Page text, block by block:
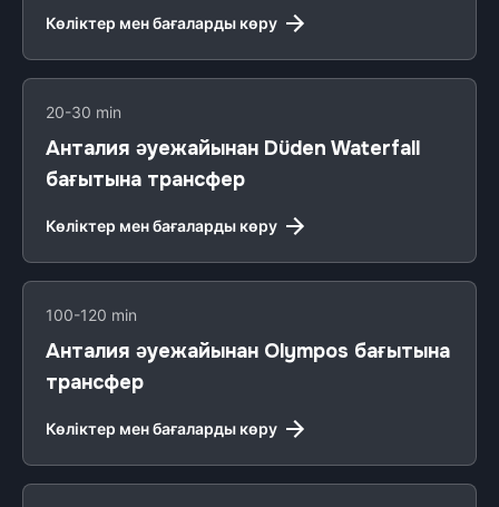
Көліктер мен бағаларды көру
20-30 min
Анталия әуежайынан Düden Waterfall
бағытына трансфер
Көліктер мен бағаларды көру
100-120 min
Анталия әуежайынан Olympos бағытына
трансфер
Көліктер мен бағаларды көру